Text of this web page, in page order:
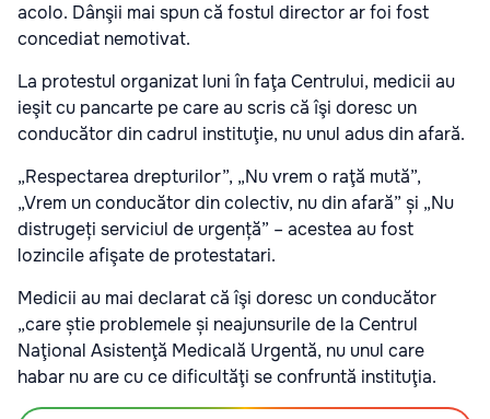
acolo. Dânşii mai spun că fostul director ar foi fost
concediat nemotivat.
La protestul organizat luni în faţa Centrului, medicii au
ieşit cu pancarte pe care au scris că îşi doresc un
conducător din cadrul instituţie, nu unul adus din afară.
„Respectarea drepturilor”, „Nu vrem o raţă mută”,
„Vrem un conducător din colectiv, nu din afară” și „Nu
distrugeți serviciul de urgență” – acestea au fost
lozincile afişate de protestatari.
Medicii au mai declarat că îşi doresc un conducător
„care știe problemele și neajunsurile de la Centrul
Naţional Asistenţă Medicală Urgentă, nu unul care
habar nu are cu ce dificultăţi se confruntă instituţia.